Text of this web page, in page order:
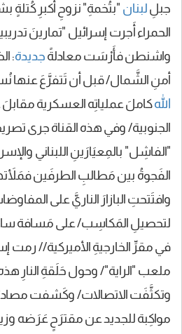
جبلِ لبنان "بتُخمةِ" نزوحِ أكبرِ كُتلةٍ
الحمراء أَجرت إسرائيل "تمارينَ
واشنطن فأَرْسَت معادلةً جديدة:
أمنِ الشَّمال/ قبل أن تَتفرَّعَ عنها
اللهكاملَ عملياتِه العسكرية
الجنوبية/ وفي هذه القناة جرى
"الفاشِل" بالمِعيَارَينِ اللبناني
الفَجوةُ بين مَطالبِ الطرفَين
وافتَتحتِ البازارَ الناريَّ على
لتحصيلِ المَكاسِب/ على مَسافة
في مقرِّ الخارجيةِ الأميركية// رمت
ملعب "الراية"/ وحول حَلَقةِ النارِ
وتكثَّفَت الاتصالات/ وكَشفت
مواكِبة للجديد عن مقترَحٍ عَرَضه وزيرُ